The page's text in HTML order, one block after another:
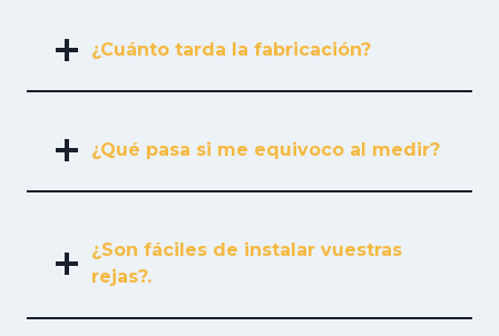
¿Cuánto tarda la fabricación?
¿Qué pasa si me equivoco al medir?
¿Son fáciles de instalar vuestras
rejas?.